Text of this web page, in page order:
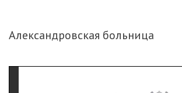
Александровская больница